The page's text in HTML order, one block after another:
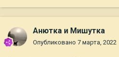
Анютка и Мишутка
Опубликовано 7 марта, 2022